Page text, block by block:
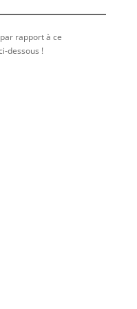
rapport à ce
dessous !